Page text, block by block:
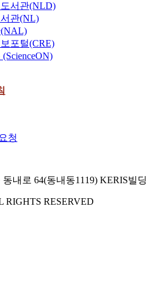
서관(NLD)
관(NL)
포털(CRE)
청
내로 64(동내동1119) KERIS빌딩
RIGHTS RESERVED